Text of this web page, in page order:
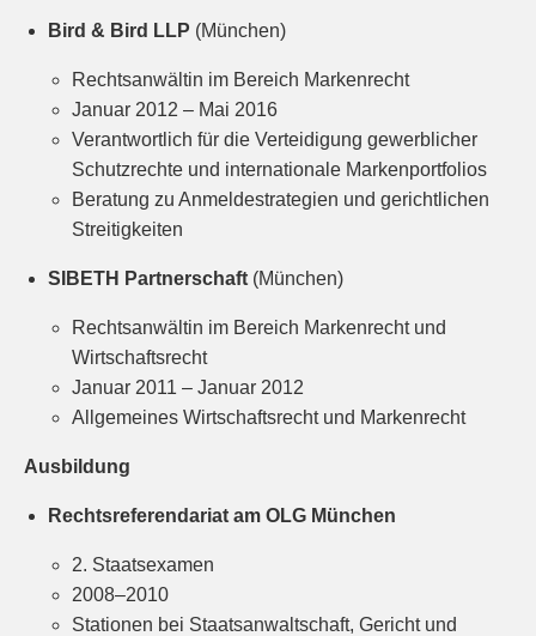
Bird & Bird LLP (München)
Rechtsanwältin im Bereich Markenrecht
Januar 2012 – Mai 2016
Verantwortlich für die Verteidigung gewerblicher
Schutzrechte und internationale Markenportfolios
Beratung zu Anmeldestrategien und gerichtlichen
Streitigkeiten
SIBETH Partnerschaft (München)
Rechtsanwältin im Bereich Markenrecht und
Wirtschaftsrecht
Januar 2011 – Januar 2012
Allgemeines Wirtschaftsrecht und Markenrecht
Ausbildung
Rechtsreferendariat am OLG München
2. Staatsexamen
2008–2010
Stationen bei Staatsanwaltschaft, Gericht und